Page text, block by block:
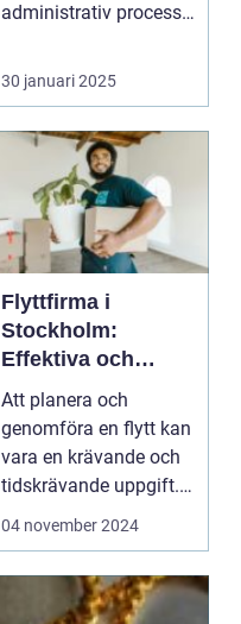
administrativ process
30 januari 2025
Flyttfirma i
Stockholm:
Effektiva och
Pålitliga
Flyttjänster
Att planera och
genomföra en flytt kan
vara en krävande och
tidskrävande uppgift.
F&o...
04 november 2024